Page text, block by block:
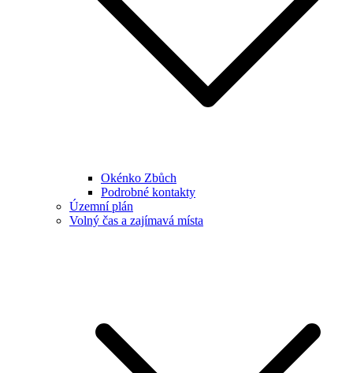
Okénko Zbůch
Podrobné kontakty
Územní plán
Volný čas a zajímavá místa